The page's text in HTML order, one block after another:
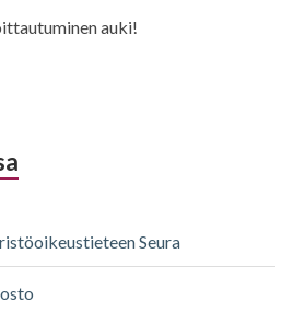
auki!
Seura